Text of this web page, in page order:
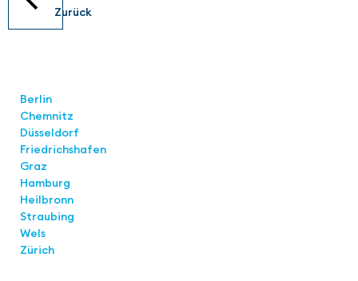
Zurück
Berlin
Chemnitz
Düsseldorf
Friedrichshafen
Graz
Hamburg
Heilbronn
Straubing
Wels
Zürich